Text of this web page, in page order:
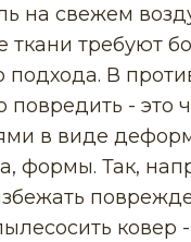
на свежем
ткани требуют
подхода. В
повредить - это
в виде
формы. Так,
ковер